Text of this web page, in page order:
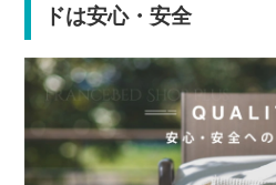
ドは安心・安全